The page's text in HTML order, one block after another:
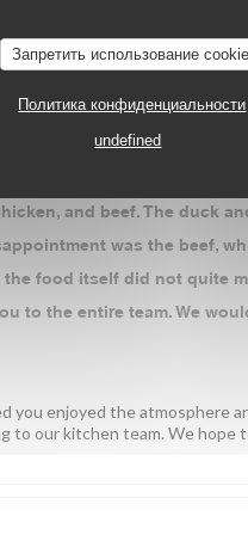
Запретить использование
Политика конфиденциальности
undefined
АТМОСФЕРА: 4/5 МЕНЮ: 4/5
The atmosphere is exactly
was warm, attentive,
and beef. The duck
was the beef,
food itself did not quite
to the entire team. We
you enjoyed the atmosphere
to our kitchen team. We hope